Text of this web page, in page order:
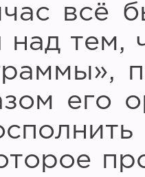
всё
тем,
его